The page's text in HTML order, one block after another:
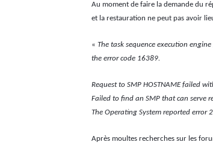
Au moment de faire la demande du
et la restauration ne peut pas avoir
« The task sequence execution
the error code 16389.
Request to SMP HOSTNAME failed
Failed to find an SMP that can serve
The Operating System reported error
Après moultes recherches sur les